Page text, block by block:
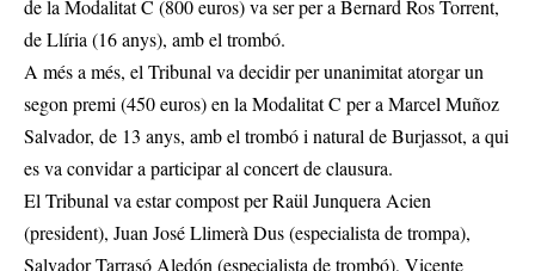
de la Modalitat C (800 euros) va ser per a Bernard Ros Torrent,
de Llíria (16 anys), amb el trombó.
A més a més, el Tribunal va decidir per unanimitat atorgar un
segon premi (450 euros) en la Modalitat C per a Marcel Muñoz
Salvador, de 13 anys, amb el trombó i natural de Burjassot, a qui
es va convidar a participar al concert de clausura.
El Tribunal va estar compost per Raül Junquera Acien
(president), Juan José Llimerà Dus (especialista de trompa),
Salvador Tarrasó Aledón (especialista de trombó), Vicente